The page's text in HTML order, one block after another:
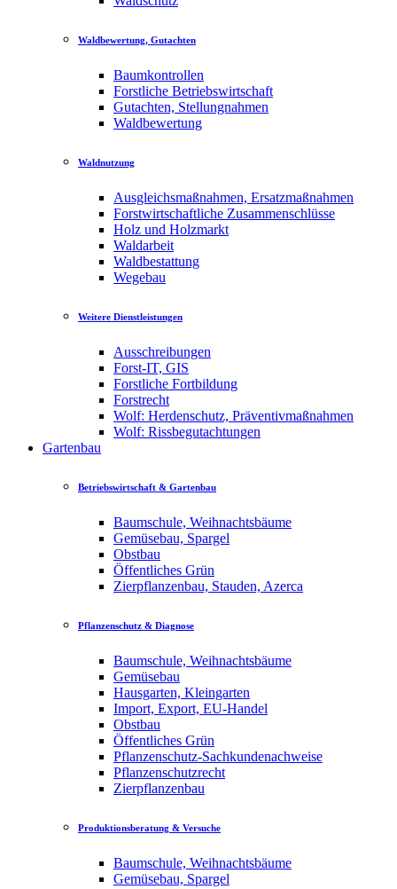
Waldbewertung, Gutachten
Baumkontrollen
Forstliche Betriebswirtschaft
Gutachten, Stellungnahmen
Waldbewertung
Waldnutzung
Ausgleichsmaßnahmen, Ersatzmaßnahmen
Forstwirtschaftliche Zusammenschlüsse
Holz und Holzmarkt
Waldarbeit
Waldbestattung
Wegebau
Weitere Dienstleistungen
Ausschreibungen
Forst-IT, GIS
Forstliche Fortbildung
Forstrecht
Wolf: Herdenschutz, Präventivmaßnahmen
Wolf: Rissbegutachtungen
Gartenbau
Betriebswirtschaft & Gartenbau
Baumschule, Weihnachtsbäume
Gemüsebau, Spargel
Obstbau
Öffentliches Grün
Zierpflanzenbau, Stauden, Azerca
Pflanzenschutz & Diagnose
Baumschule, Weihnachtsbäume
Gemüsebau
Hausgarten, Kleingarten
Import, Export, EU-Handel
Obstbau
Öffentliches Grün
Pflanzenschutz-Sachkundenachweise
Pflanzenschutzrecht
Zierpflanzenbau
Produktionsberatung & Versuche
Baumschule, Weihnachtsbäume
Gemüsebau, Spargel